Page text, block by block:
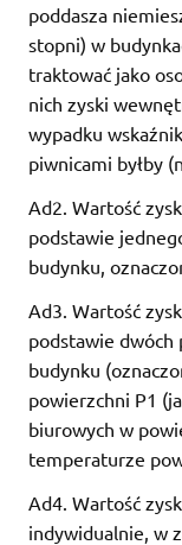
poddasza
stopni) w
traktować jako
nich zyski
wypadku
piwnicami byłby
Ad2. Wartość
podstawie
budynku,
Ad3. Wartość
podstawie dwóch
budynku
powierzchni P1
biurowych w
temperaturze
Ad4. Wartość
indywidualnie, w